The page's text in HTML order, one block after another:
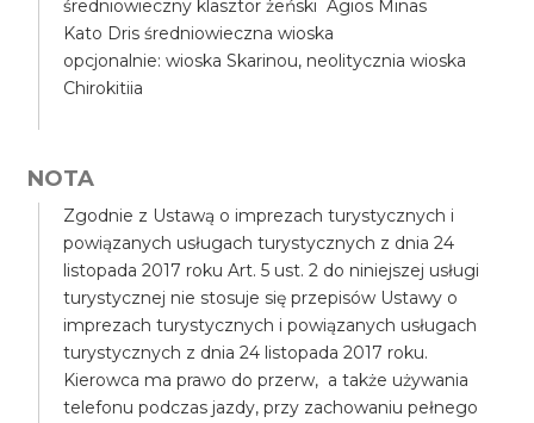
średniowieczny klasztor żeński Agios Minas
Kato Dris średniowieczna wioska
opcjonalnie: wioska Skarinou, neolitycznia wioska
Chirokitiia
NOTA
Zgodnie z Ustawą o imprezach turystycznych i
powiązanych usługach turystycznych z dnia 24
listopada 2017 roku Art. 5 ust. 2 do niniejszej usługi
turystycznej nie stosuje się przepisów Ustawy o
imprezach turystycznych i powiązanych usługach
turystycznych z dnia 24 listopada 2017 roku.
Kierowca ma prawo do przerw, a także używania
telefonu podczas jazdy, przy zachowaniu pełnego